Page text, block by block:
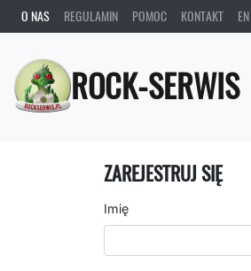
O NAS REGULAMIN POMOC KONTAKT EN
ROCK-SERWIS
ZAREJESTRUJ SIĘ
Imię